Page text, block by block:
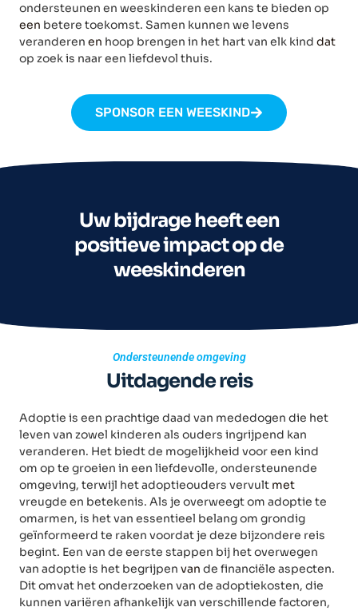
ondersteunen en weeskinderen een kans te bieden op
een betere toekomst. Samen kunnen we levens
veranderen en hoop brengen in het hart van elk kind dat
op zoek is naar een liefdevol thuis.
SPONSOR EEN WEESKIND
Uw bijdrage heeft een
positieve impact op de
weeskinderen
Ondersteunende omgeving
Uitdagende reis
Adoptie is een prachtige daad van mededogen die het
leven van zowel kinderen als ouders ingrijpend kan
veranderen. Het biedt de mogelijkheid voor een kind
om op te groeien in een liefdevolle, ondersteunende
omgeving, terwijl het adoptieouders vervult met
vreugde en betekenis. Als je overweegt om adoptie te
omarmen, is het van essentieel belang om grondig
geïnformeerd te raken voordat je deze bijzondere reis
begint. Een van de eerste stappen bij het overwegen
van adoptie is het begrijpen van de financiële aspecten.
Dit omvat het onderzoeken van de adoptiekosten, die
kunnen variëren afhankelijk van verschillende factoren,